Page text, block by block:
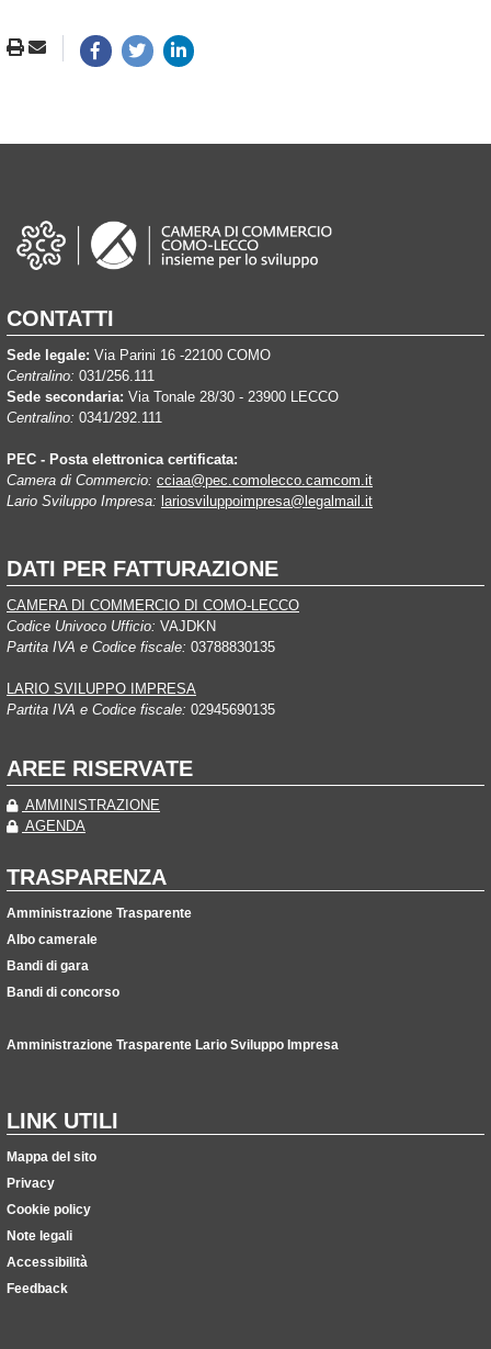
CONTATTI
Sede legale: Via Parini 16 -22100 COMO
Centralino: 031/256.111
Sede secondaria: Via Tonale 28/30 - 23900 LECCO
Centralino: 0341/292.111
PEC - Posta elettronica certificata:
Camera di Commercio: cciaa@pec.comolecco.camcom.it
Lario Sviluppo Impresa: lariosviluppoimpresa@legalmail.it
DATI PER FATTURAZIONE
CAMERA DI COMMERCIO DI COMO-LECCO
Codice Univoco Ufficio: VAJDKN
Partita IVA e Codice fiscale: 03788830135
LARIO SVILUPPO IMPRESA
Partita IVA e Codice fiscale: 02945690135
AREE RISERVATE
AMMINISTRAZIONE
AGENDA
TRASPARENZA
Amministrazione Trasparente
Albo camerale
Bandi di gara
Bandi di concorso
Amministrazione Trasparente Lario Sviluppo Impresa
LINK UTILI
Mappa del sito
Privacy
Cookie policy
Note legali
Accessibilità
Feedback